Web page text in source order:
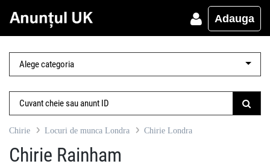
Adauga
Chirie Locuri de munca Londra Chirie Londra
Chirie Rainham